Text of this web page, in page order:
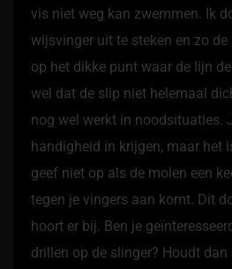
vis niet weg kan zwemmen. Ik
wijsvinger uit te steken en zo de
op het dikke punt waar de lijn
wel dat de slip niet helemaal
nog wel werkt in noodsituaties.
handigheid in krijgen, maar het
geef niet op als de molen een
tegen je vingers aan komt. Dit
hoort er bij. Ben je
drillen op de slinger? Houdt